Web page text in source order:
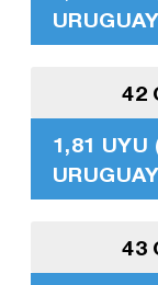
42
1,81 UYU
43